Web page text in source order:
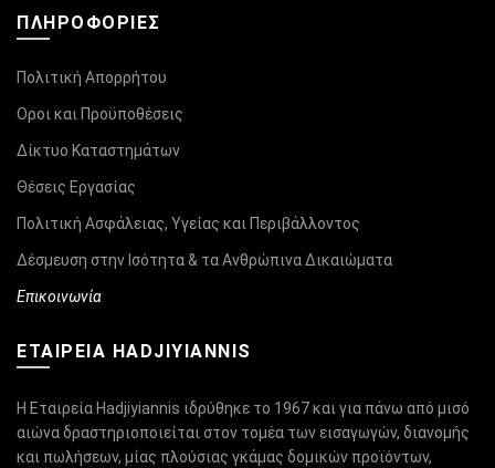
ΠΛΗΡΟΦΟΡΊΕΣ
Πολιτική Απορρήτου
Οροι και Προϋποθέσεις
Δίκτυο Καταστημάτων
Θέσεις Εργασίας
Πολιτική Ασφάλειας, Υγείας και Περιβάλλοντος
Δέσμευση στην Ισότητα & τα Ανθρώπινα Δικαιώματα
Επικοινωνία
ΕΤΑΙΡΕΙΑ HADJIYIANNIS
Η Εταιρεία Hadjiyiannis ιδρύθηκε το 1967 και για πάνω από μισό
αιώνα δραστηριοποιείται στον τομέα των εισαγωγών, διανομής
και πωλήσεων, μίας πλούσιας γκάμας δομικών προϊόντων,